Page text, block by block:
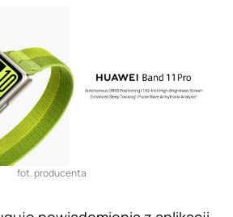
fot. producenta